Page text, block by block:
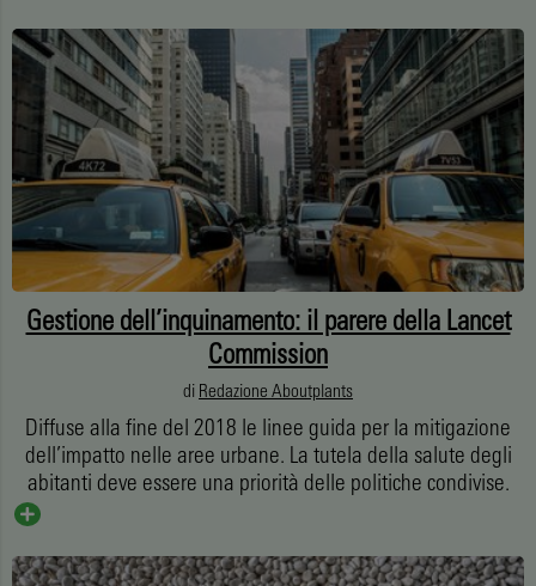
Gestione dell’inquinamento: il parere della Lancet
Commission
di Redazione Aboutplants
Diffuse alla fine del 2018 le linee guida per la mitigazione
dell’impatto nelle aree urbane. La tutela della salute degli
abitanti deve essere una priorità delle politiche condivise.